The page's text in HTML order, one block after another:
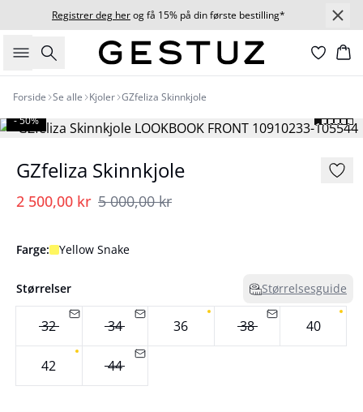
Registrer deg herog få 15% på din første bestilling*
Søk
Forside Se alle Kjoler GZfeliza Skinnkjole
- 50%
GZfeliza Skinnkjole
2 500,00 kr 5 000,00 kr
Farge: Yellow Snake
Størrelser Størrelsesguide
32 34 36 38 40
42 44